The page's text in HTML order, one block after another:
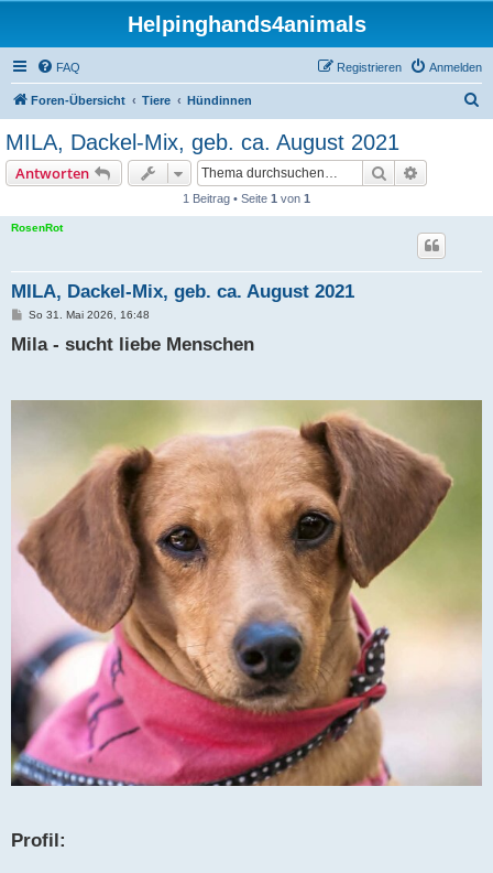
Helpinghands4animals
FAQ Anmelden
Registrieren
Foren-Übersicht Tiere Hündinnen
MILA, Dackel-Mix, geb. ca. August 2021
Antworten Suche
1 Beitrag • Seite 1 von 1
RosenRot
MILA, Dackel-Mix, geb. ca. August 2021
B
i
t
So 31. Mai 2026, 16:48
Mila - sucht liebe Menschen
Profil: